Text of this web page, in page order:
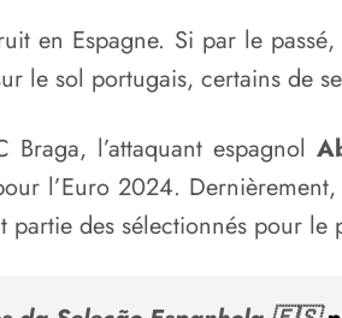
en Espagne. Si par le passé,
le sol portugais, certains de
l’attaquant espagnol
l’Euro 2024. Dernièrement,
des sélectionnés pour